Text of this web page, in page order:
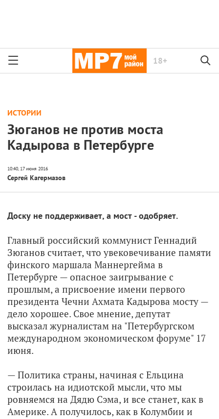
18+
ИСТОРИИ
Зюганов не против моста
Кадырова в Петербурге
Сергей Кагермазов
Доску не поддерживает, а мост - одобряет.
Главный российский коммунист Геннадий
Зюганов считает, что увековечивание памяти
финского маршала Маннергейма в
Петербурге — опасное заигрывание с
прошлым, а присвоение имени первого
президента Чечни Ахмата Кадырова мосту —
дело хорошее. Свое мнение, депутат
высказал журналистам на "Петербургском
международном экономическом форуме" 17
июня.
— Политика страны, начиная с Ельцина
строилась на идиотской мысли, что мы
ровняемся на Дядю Сэма, и все станет, как в
Америке. А получилось, как в Колумбии и